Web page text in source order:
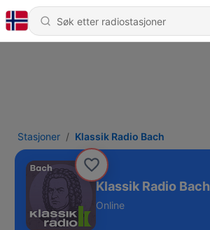
Stasjoner Klassik Radio Bach
Klassik Radio Bach
Online